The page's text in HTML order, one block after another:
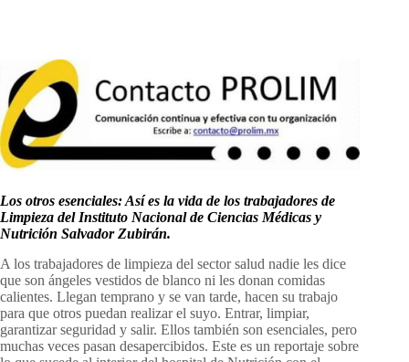
Los otros esenciales: Así es la vida de los trabajadores de
Limpieza del Instituto Nacional de Ciencias Médicas y
Nutrición Salvador Zubirán.
A los trabajadores de limpieza del sector salud nadie les dice
que son ángeles vestidos de blanco ni les donan comidas
calientes. Llegan temprano y se van tarde, hacen su trabajo
para que otros puedan realizar el suyo. Entrar, limpiar,
garantizar seguridad y salir. Ellos también son esenciales, pero
muchas veces pasan desapercibidos. Este es un reportaje sobre